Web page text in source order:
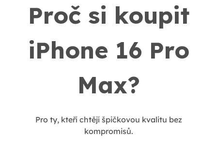
Proč si koupit
iPhone 16 Pro
Max?
Pro ty, kteří chtějí špičkovou kvalitu bez
kompromisů.